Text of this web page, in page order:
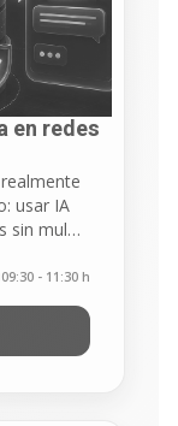
en redes
usar IA
sin mul…
09:30 - 11:30 h